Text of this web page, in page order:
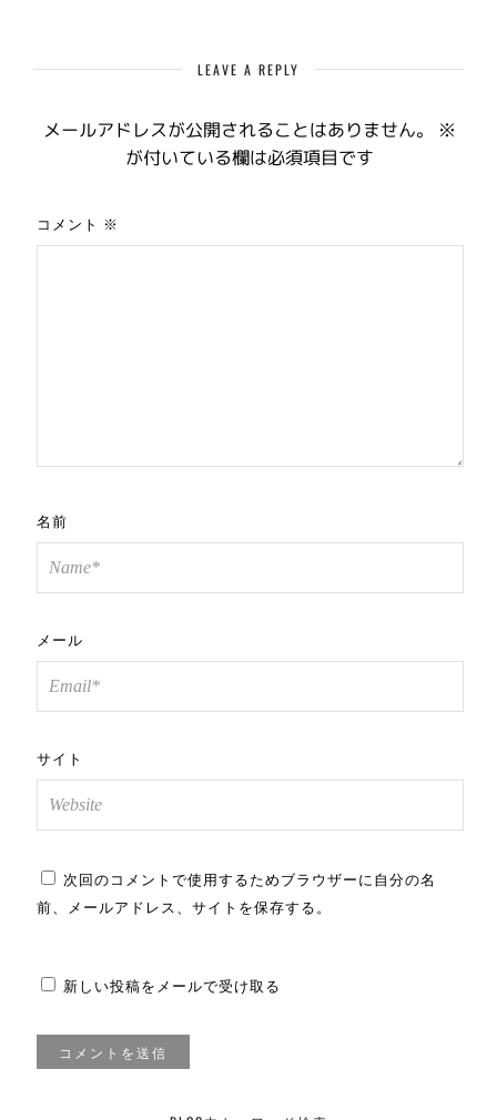
LEAVE A REPLY
メールアドレスが公開されることはありません。
※
が付いている欄は必須項目です
コメント ※
名前
メール
サイト
次回のコメントで使用するためブラウザーに自分の名
前、メールアドレス、サイトを保存する。
新しい投稿をメールで受け取る